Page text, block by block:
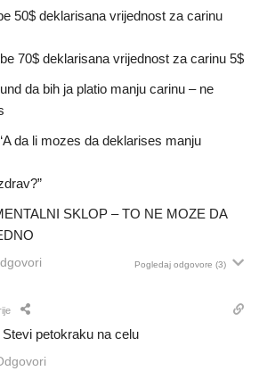
50$ deklarisana vrijednost za carinu
70$ deklarisana vrijednost za carinu 5$
da bih ja platio manju carinu – ne
da li mozes da deklarises manju
SKLOP – TO NE MOZE DA
Pogledaj odgovore (3)
petokraku na celu